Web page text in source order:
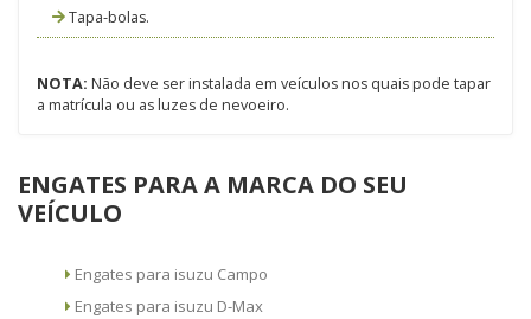
Tapa-bolas.
NOTA: Não deve ser instalada em veículos nos quais pode tapar
a matrícula ou as luzes de nevoeiro.
ENGATES PARA A MARCA DO SEU
VEÍCULO
Engates para isuzu Campo
Engates para isuzu D-Max